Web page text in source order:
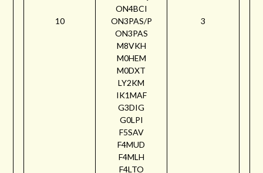
10
ON4BCI
ON3PAS/P
ON3PAS
M8VKH
M0HEM
M0DXT
LY2KM
IK1MAF
G3DIG
G0LPI
F5SAV
F4MUD
F4MLH
F4LTO
3